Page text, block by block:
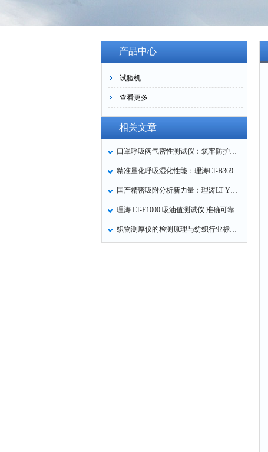
产品中心
试验机
查看更多
相关文章
口罩呼吸阀气密性测试仪：筑牢防护口罩的质量关卡
精准量化呼吸湿化性能：理涛LT-B369湿化器数据采集装置技术解析
国产精密吸附分析新力量：理涛LT-Y019A全自动高压吸附仪的性能与应用解析
理涛 LT-F1000 吸油值测试仪 准确可靠
织物测厚仪的检测原理与纺织行业标准化应用